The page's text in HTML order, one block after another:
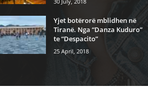
Yjet botërorë mblidhen në
Tiranë. Nga “Danza Kuduro”
te “Despacito”
25 April, 2018